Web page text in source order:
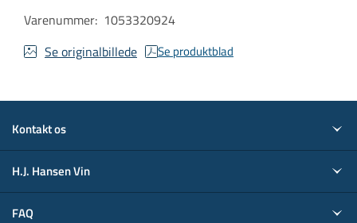
Varenummer: 1053320924
Se originalbillede
Se produktblad
Kontakt os
H.J. Hansen Vin
FAQ